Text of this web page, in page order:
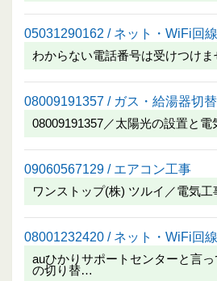
05031290162 / ネット・WiFi回
わからない電話番号は受けつけ
08009191357 / ガス・給湯器切替
08009191357／太陽光の設置と
09060567129 / エアコン工事
ワンストップ(株) ツルイ／電気
08001232420 / ネット・WiFi回線
auひかりサポートセンターと言
の切り替…